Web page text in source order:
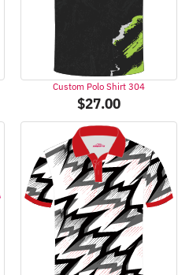
Custom Polo Shirt 304
$27.00